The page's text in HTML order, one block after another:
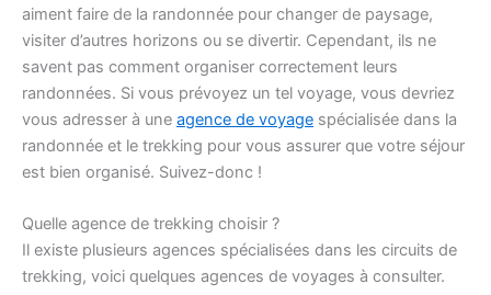
aiment faire de la randonnée pour changer de paysage,
visiter d’autres horizons ou se divertir. Cependant, ils ne
savent pas comment organiser correctement leurs
randonnées. Si vous prévoyez un tel voyage, vous devriez
vous adresser à une agence de voyage spécialisée dans la
randonnée et le trekking pour vous assurer que votre séjour
est bien organisé. Suivez-donc !
Quelle agence de trekking choisir ?
Il existe plusieurs agences spécialisées dans les circuits de
trekking, voici quelques agences de voyages à consulter.